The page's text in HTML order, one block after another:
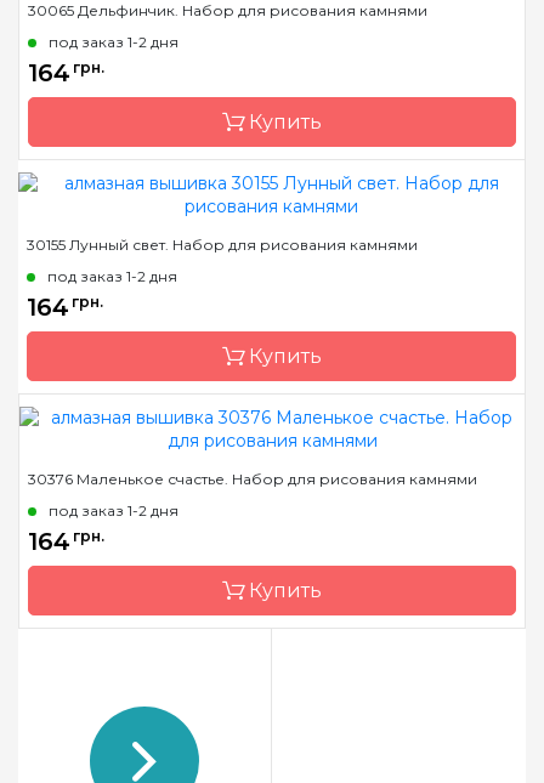
Зашивка
Размер
25,5х17,5 см
30065 Дельфинчик. Набор для рисования камнями
под заказ 1-2 дня
164 грн.
Купить
Зашивка
Размер
19*19 см
30155 Лунный свет. Набор для рисования камнями
под заказ 1-2 дня
164 грн.
Купить
Зашивка
Размер
18х18 см
30376 Маленькое счастье. Набор для рисования камнями
под заказ 1-2 дня
164 грн.
Купить
Страна-производитель
Зашивка